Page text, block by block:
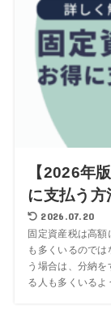
【2026年
に支払う方
2026.07.20
固定資産税は高
も多くいるので
う場合は、分納を
る人も多くいるよ